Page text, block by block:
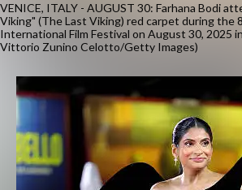
VENICE, ITALY - AUGUST 30: Farhana Bodi
Viking" (The Last Viking) red carpet during the
International Film Festival on August 30, 2025
Vittorio Zunino Celotto/Getty Images)